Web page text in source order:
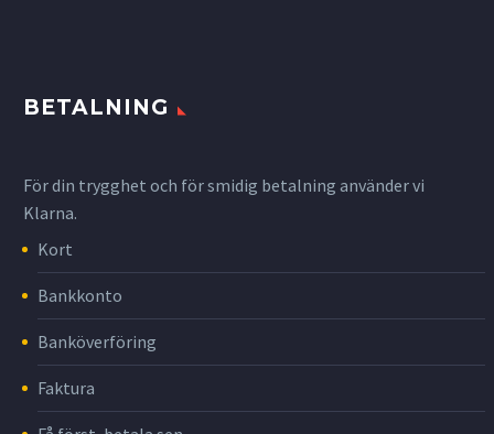
BETALNING
För din trygghet och för smidig betalning använder vi
Klarna.
Kort
Bankkonto
Banköverföring
Faktura